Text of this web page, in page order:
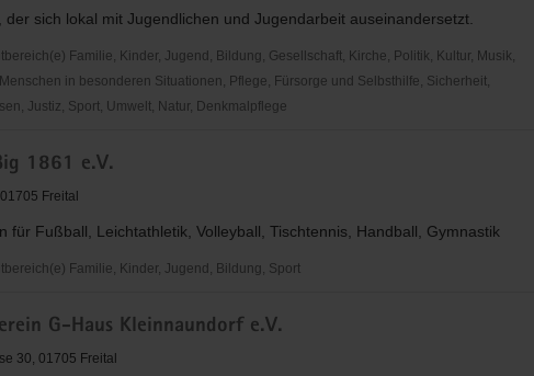
der sich lokal mit Jugendlichen und Jugendarbeit auseinandersetzt.
Familie, Kinder, Jugend, Bildung, Gesellschaft, Kirche, Politik, Kultur, Musik,
in besonderen Situationen, Pflege, Fürsorge und Selbsthilfe, Sicherheit,
Justiz, Sport, Umwelt, Natur, Denkmalpflege
1861 e.V.
Freital
für Fußball, Leichtathletik, Volleyball, Tischtennis, Handball, Gymnastik
Familie, Kinder, Jugend, Bildung, Sport
G-Haus Kleinnaundorf e.V.
30, 01705 Freital